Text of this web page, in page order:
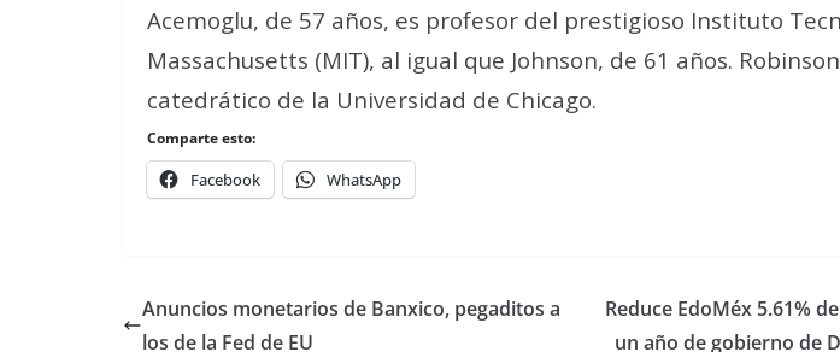
Acemoglu, de 57 años, es profesor del prestigioso Instituto
Massachusetts (MIT), al igual que Johnson, de 61 años.
catedrático de la Universidad de Chicago.
Comparte esto:
Facebook WhatsApp
Anuncios monetarios de Banxico, pegaditos a
los de la Fed de EU
Reduce EdoMéx 5.61%
un año de gobierno de